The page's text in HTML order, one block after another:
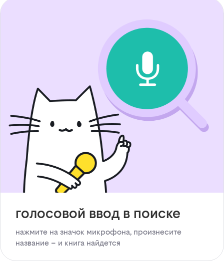
голосовой ввод в поиске
нажмите на значок микрофона, произнесите
название – и книга найдется